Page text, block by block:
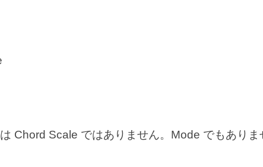
Chord Scale ではありません。Mode でもありま